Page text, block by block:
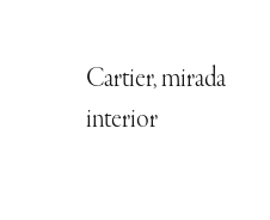
Cartier, mirada
interior